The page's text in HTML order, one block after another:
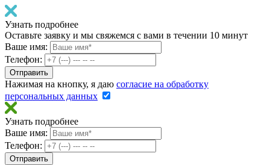
Узнать подробнее
Оставьте заявку и мы свяжемся с вами в течении 10 минут
Ваше имя:
Телефон:
Нажимая на кнопку, я даю согласие на обработку
персональных данных
Узнать подробнее
Ваше имя:
Телефон: